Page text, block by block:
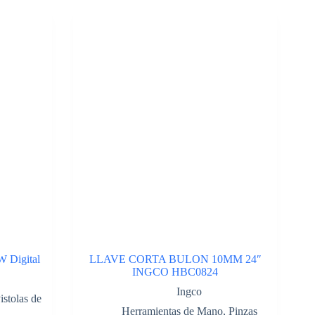
Digital
de
LLAVE CORTA BULON 10MM 24″
INGCO HBC0824
Ingco
Herramientas de Mano, Pinzas